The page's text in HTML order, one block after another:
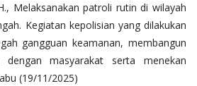
Melaksanakan patroli rutin di wilayah
Kegiatan kepolisian yang dilakukan
gangguan keamanan, membangun
masyarakat serta menekan
(19/11/2025)